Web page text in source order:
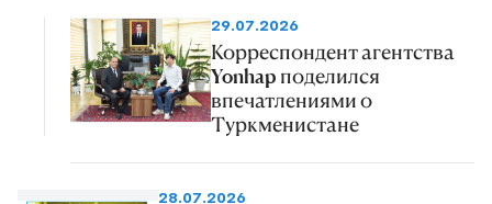
29.07.2026
Корреспондент агентства
Yonhap поделился
впечатлениями о
Туркменистане
28.07.2026